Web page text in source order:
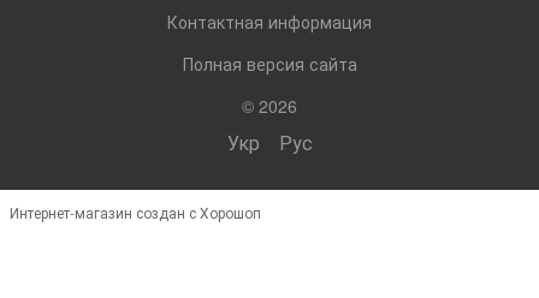
Контактная информация
Полная версия сайта
© 2026
Укр Рус
Интернет-магазин создан с Хорошоп